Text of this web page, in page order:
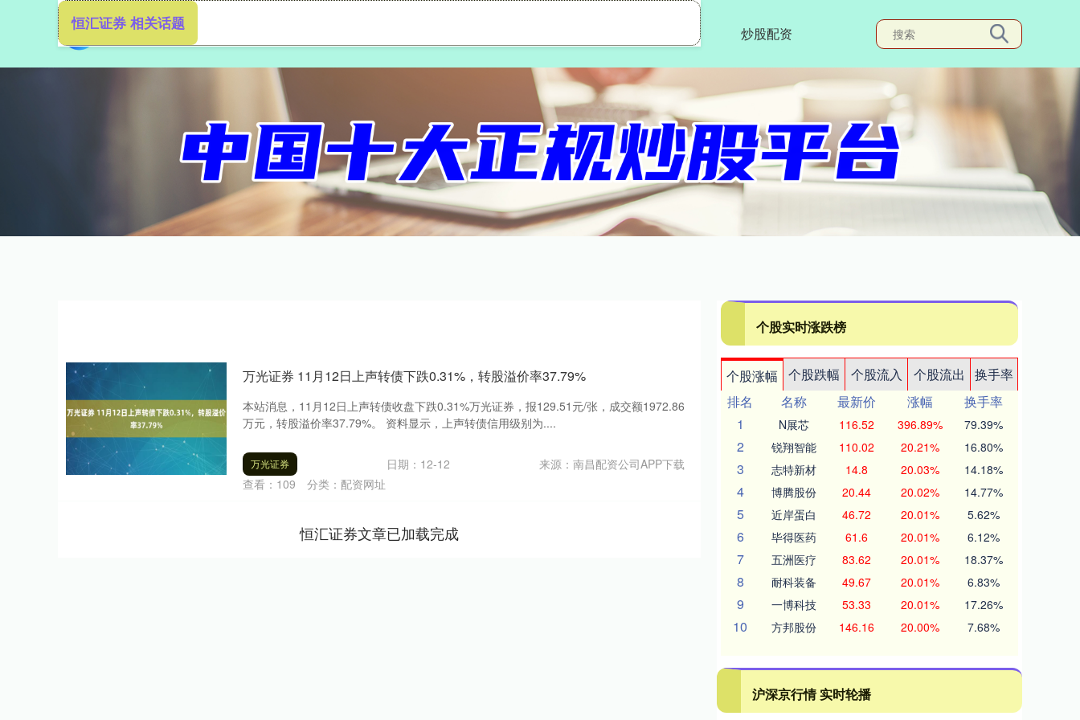
炒股配资
恒汇证券 相关话题
万光证券 11月12日上声转债下跌0.31%，转股溢价率37.79%
本站消息，11月12日上声转债收盘下跌0.31%万光证券，报129.51元/张，成交额1972.86
万元，转股溢价率37.79%。 资料显示，上声转债信用级别为....
万光证券 日期：12-12
来源：南昌配资公司APP下载
查看： 109 分类： 配资网址
恒汇证券文章已加载完成
个股实时涨跌榜
个股涨幅 个股跌幅 个股流入 个股流出
换手率
排名
名称 最新价 涨幅
换手率
1
N展芯 116.52 396.89% 79.39%
2 锐翔智能 110.02 20.21% 16.80%
3 志特新材 14.8 20.03% 14.18%
4 博腾股份 20.44 20.02% 14.77%
5 近岸蛋白 46.72 20.01% 5.62%
6 毕得医药 61.6 20.01% 6.12%
7 五洲医疗 83.62 20.01% 18.37%
8 耐科装备 49.67 20.01% 6.83%
9 一博科技 53.33 20.01% 17.26%
10 方邦股份 146.16 20.00% 7.68%
沪深京行情 实时轮播